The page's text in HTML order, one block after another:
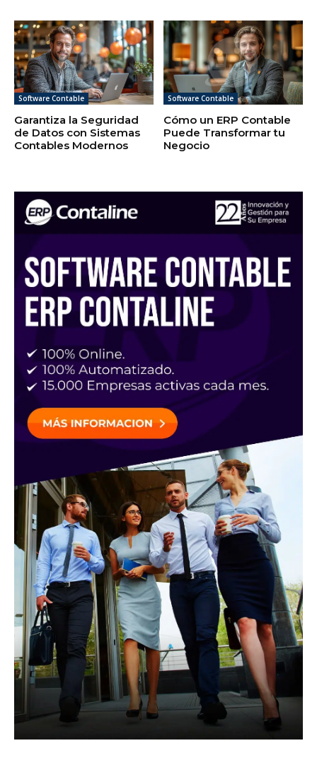
Software Contable
Garantiza la Seguridad
de Datos con Sistemas
Contables Modernos
Software Contable
Cómo un ERP Contable
Puede Transformar tu
Negocio